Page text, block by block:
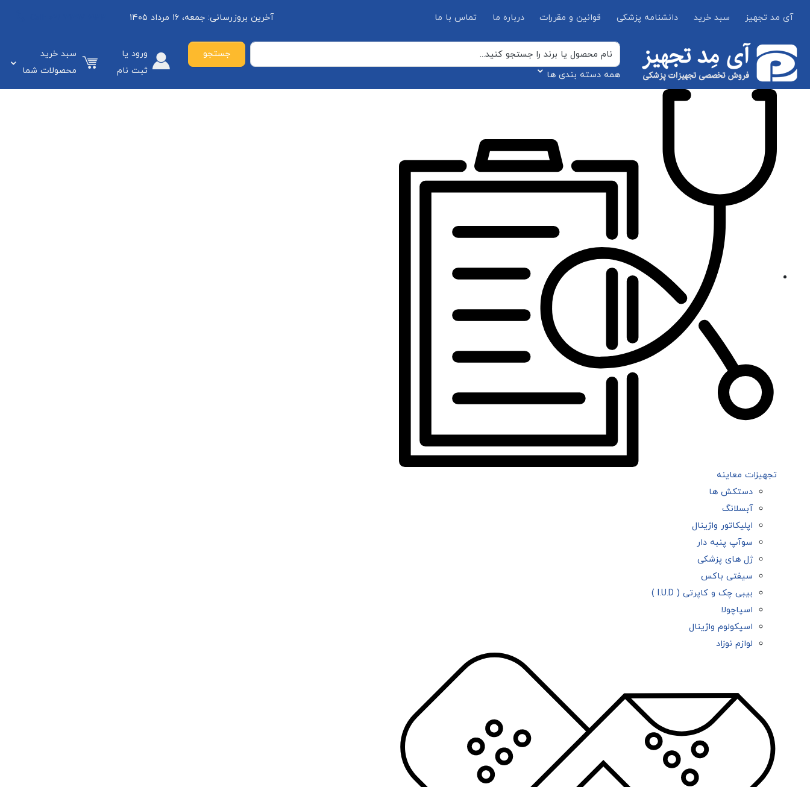
آی مد تجهیز سبد خرید دانشنامه پزشکی قوانین و مقررات درباره ما تماس با ما آخرین بروزرسانی: جمعه، ۱۶ مرداد ۱۴۰۵
همه دسته بندی ها
جستجو
ورود یا
ثبت نام
سبد خرید
محصولات شما
تجهیزات معاینه
دستکش ها
آبسلانگ
اپلیکاتور واژینال
سوآپ پنبه دار
ژل های پزشکی
سیفتی باکس
بیبی چک و کاپرتی ( l.U.D )
اسپاچولا
اسپکولوم واژینال
لوازم نوزاد